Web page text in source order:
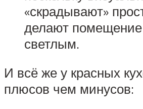
«скрадывают»
делают
светлым.
И всё же у красных
плюсов чем минусов: